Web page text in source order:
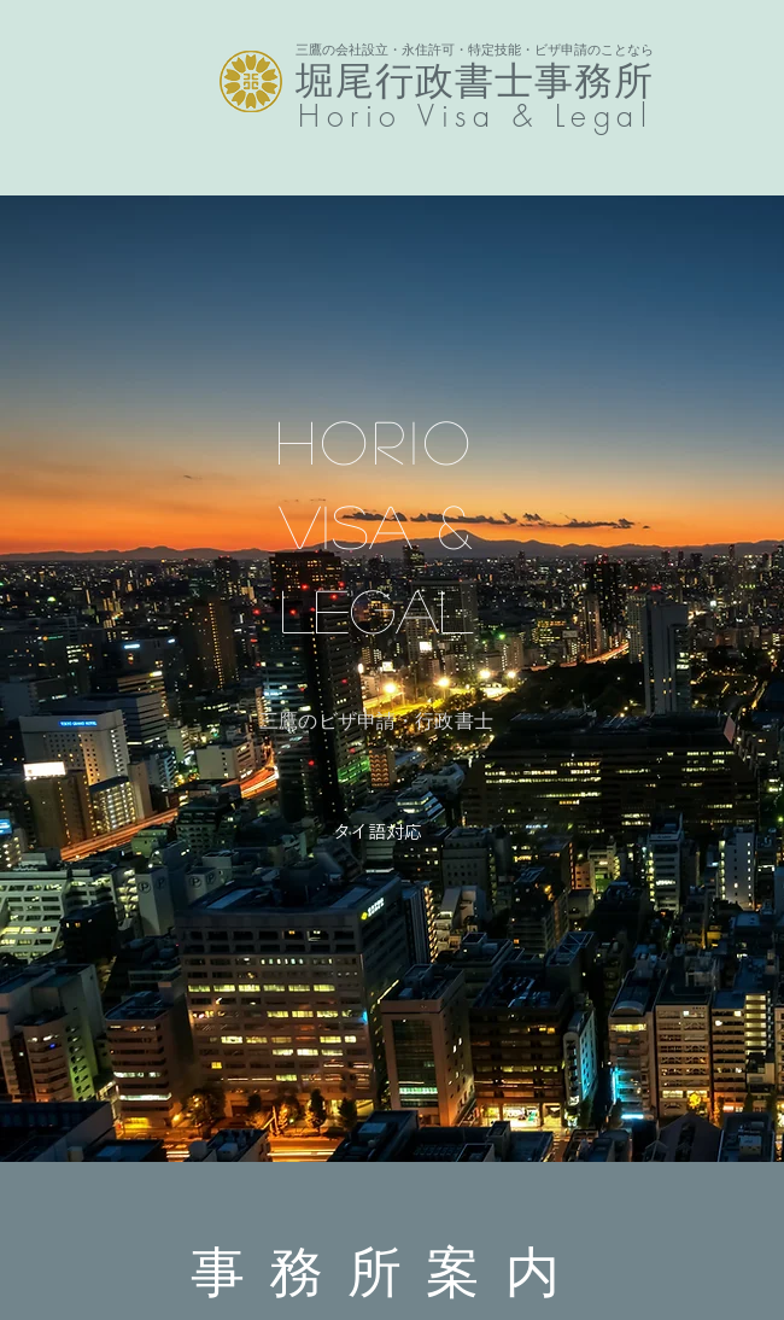
三鷹の会社設立・永住許可・特定技能・ビザ申請のことなら
Horio Visa & Legal
堀尾行政書士事務所​
三鷹のビザ申請・行政書士
Horio
Visa &
Legal
タイ語対応
​事務所案内